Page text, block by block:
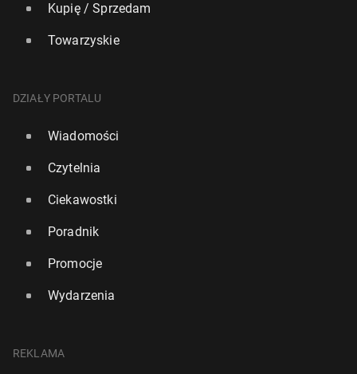
Kupię / Sprzedam
Towarzyskie
DZIAŁY PORTALU
Wiadomości
Czytelnia
Ciekawostki
Poradnik
Promocje
Wydarzenia
REKLAMA